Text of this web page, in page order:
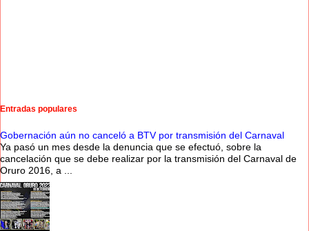
Entradas populares
Gobernación aún no canceló a BTV por transmisión del Carnaval
Ya pasó un mes desde la denuncia que se efectuó, sobre la
cancelación que se debe realizar por la transmisión del Carnaval de
Oruro 2016, a ...